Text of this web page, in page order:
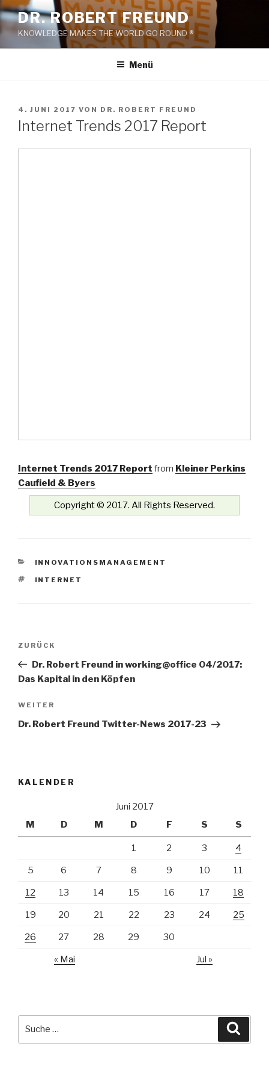
Zum
Inhalt
springen
DR. ROBERT FREUND
KNOWLEDGE MAKES THE WORLD GO ROUND ®
Menü
VERÖFFENTLICHT
AM
4. JUNI 2017 VON DR. ROBERT FREUND
Internet Trends 2017 Report
Internet Trends 2017 Report from Kleiner Perkins
Caufield & Byers
Copyright © 2017. All Rights Reserved.
KATEGORIEN
INNOVATIONSMANAGEMENT
SCHLAGWÖRTER
INTERNET
Beitrags-
Vorheriger
Beitrag
ZURÜCK
Dr. Robert Freund in working@office 04/2017:
Das Kapital in den Köpfen
Nächster
Beitrag
WEITER
Dr. Robert Freund Twitter-News 2017-23
KALENDER
Juni 2017
M
D M D F S S
1 2 3 4
5 6 7 8 9 10 11
12 13 14 15 16 17 18
19 20 21 22 23 24 25
26 27 28 29 30
« Mai Jul »